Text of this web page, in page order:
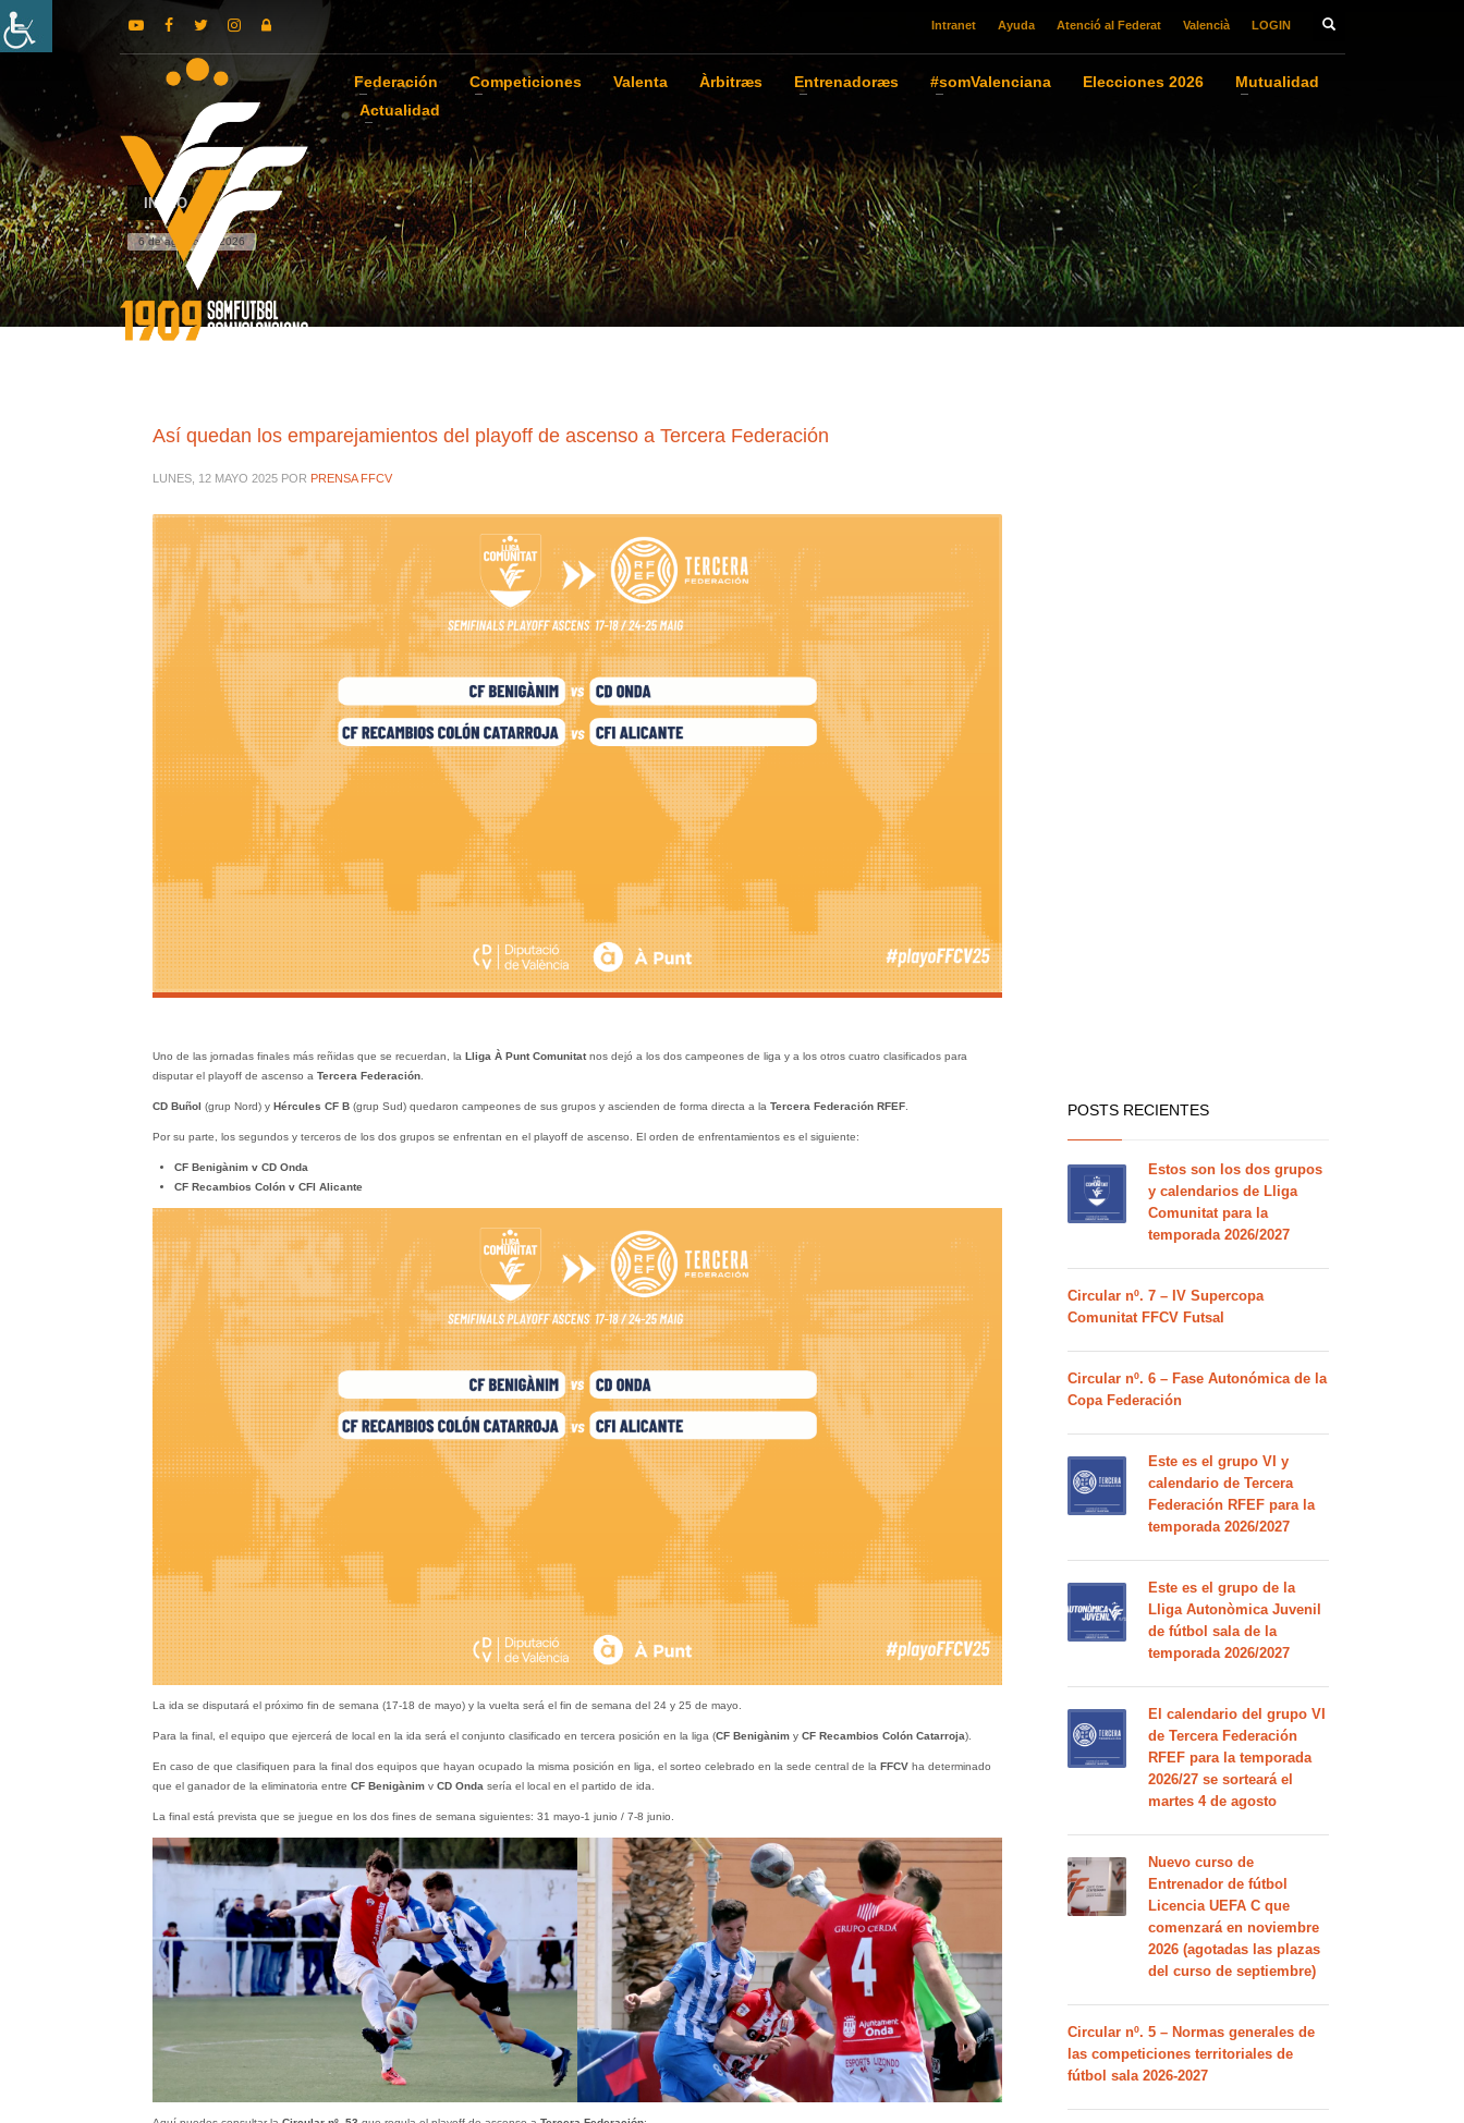
Intranet Ayuda Atenció al Federat Valencià LOGIN
Federación Competiciones Valenta Àrbitræs Entrenadoræs #somValenciana Elecciones 2026
Mutualidad
Actualidad
INICIO
6 de agosto de 2026
Así quedan los emparejamientos del playoff de ascenso a Tercera Federación
LUNES, 12 MAYO 2025 POR PRENSA FFCV
Uno de las jornadas finales más reñidas que se recuerdan, la Lliga À Punt Comunitatnos dejó a los dos campeones de liga y a los otros cuatro clasificados para
disputar el playoff de ascenso a Tercera Federación.
CD Buñol (grup Nord) y Hércules CF B (grup Sud) quedaron campeones de sus grupos y ascienden de forma directa a la Tercera Federación RFEF.
Por su parte, los segundos y terceros de los dos grupos se enfrentan en el playoff de ascenso. El orden de enfrentamientos es el siguiente:
CF Benigànim v CD Onda
CF Recambios Colón v CFI Alicante
La ida se disputará el próximo fin de semana (17-18 de mayo) y la vuelta será el fin de semana del 24 y 25 de mayo.
Para la final, el equipo que ejercerá de local en la ida será el conjunto clasificado en tercera posición en la liga (CF Benigànimy CF Recambios Colón Catarroja).
En caso de que clasifiquen para la final dos equipos que hayan ocupado la misma posición en liga, el sorteo celebrado en la sede central de la FFCVha determinado
que el ganador de la eliminatoria entre CF Benigànimv CD Ondasería el local en el partido de ida.
La final está prevista que se juegue en los dos fines de semana siguientes: 31 mayo-1 junio / 7-8 junio.
POSTS RECIENTES
Estos son los dos grupos
y calendarios de Lliga
Comunitat para la
temporada 2026/2027
Circular nº. 7 – IV Supercopa
Comunitat FFCV Futsal
Circular nº. 6 – Fase Autonómica de la
Copa Federación
Este es el grupo VI y
calendario de Tercera
Federación RFEF para la
temporada 2026/2027
Este es el grupo de la
Lliga Autonòmica Juvenil
de fútbol sala de la
temporada 2026/2027
El calendario del grupo VI
de Tercera Federación
RFEF para la temporada
2026/27 se sorteará el
martes 4 de agosto
Nuevo curso de
Entrenador de fútbol
Licencia UEFA C que
comenzará en noviembre
2026 (agotadas las plazas
del curso de septiembre)
Circular nº. 5 – Normas generales de
las competiciones territoriales de
fútbol sala 2026-2027